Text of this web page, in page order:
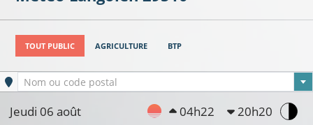
TOUT PUBLIC AGRICULTURE BTP
Ville sélectionnée
Nom ou code postal
Jeudi 06 août 04h22 20h20